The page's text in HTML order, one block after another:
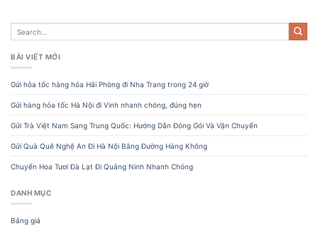
BÀI VIẾT MỚI
Gửi hỏa tốc hàng hóa Hải Phòng đi Nha Trang trong 24 giờ
Gửi hàng hỏa tốc Hà Nội đi Vinh nhanh chóng, đúng hẹn
Gửi Trà Việt Nam Sang Trung Quốc: Hướng Dẫn Đóng Gói Và Vận Chuyển
Gửi Quà Quê Nghệ An Đi Hà Nội Bằng Đường Hàng Không
Chuyển Hoa Tươi Đà Lạt Đi Quảng Ninh Nhanh Chóng
DANH MỤC
Bảng giá